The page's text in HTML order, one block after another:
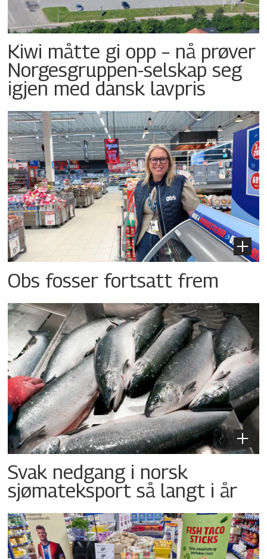
Kiwi måtte gi opp – nå prøver
Norgesgruppen-selskap seg
igjen med dansk lavpris
Obs fosser fortsatt frem
Svak nedgang i norsk
sjømateksport så langt i år